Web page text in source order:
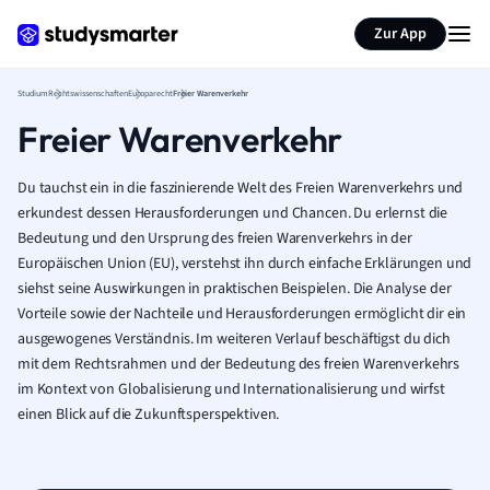
Zur App
StudiumRechtswissenschaftenEuroparechtFreier Warenverkehr
Freier Warenverkehr
Du tauchst ein in die faszinierende Welt des Freien Warenverkehrs und
erkundest dessen Herausforderungen und Chancen. Du erlernst die
Bedeutung und den Ursprung des freien Warenverkehrs in der
Europäischen Union (EU), verstehst ihn durch einfache Erklärungen und
siehst seine Auswirkungen in praktischen Beispielen. Die Analyse der
Vorteile sowie der Nachteile und Herausforderungen ermöglicht dir ein
ausgewogenes Verständnis. Im weiteren Verlauf beschäftigst du dich
mit dem Rechtsrahmen und der Bedeutung des freien Warenverkehrs
im Kontext von Globalisierung und Internationalisierung und wirfst
einen Blick auf die Zukunftsperspektiven.